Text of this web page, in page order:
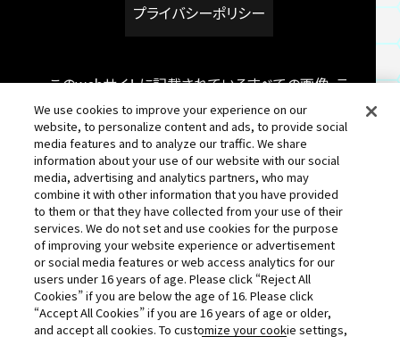
プライバシーポリシー
このwebサイトに記載されているすべての画像・テ
キスト・データの無断転用、転載をお断りします。
開発中につき、本サイトで使用している画像と実際
の商品とは異なる場合がございます。
機械の通信状況により、データが反映されない場
合がございますので予めご了承ください。
We use cookies to improve your experience on our
website, to personalize content and ads, to provide social
media features and to analyze our traffic. We share
information about your use of our website with our social
media, advertising and analytics partners, who may
combine it with other information that you have provided
to them or that they have collected from your use of their
services. We do not set and use cookies for the purpose
of improving your website experience or advertisement
or social media features or web access analytics for our
users under 16 years of age. Please click “Reject All
Cookies” if you are below the age of 16. Please click
“Accept All Cookies” if you are 16 years of age or older,
and accept all cookies. To customize your cookie settings,